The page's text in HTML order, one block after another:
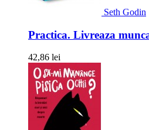
Seth Godin
Practica. Livreaza
42,86 lei